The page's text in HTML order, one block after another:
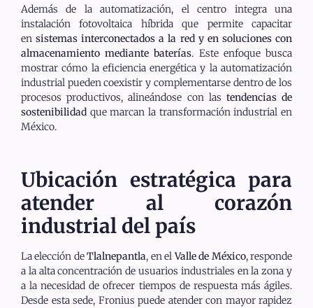
Además de la automatización, el centro integra una
instalación fotovoltaica híbrida que permite capacitar
ensistemas interconectados a la red y en soluciones con
almacenamiento mediante baterías. Este enfoque busca
mostrar cómo la eficiencia energética y la automatización
industrial pueden coexistir y complementarse dentro de los
procesos productivos, alineándose con las tendencias de
sostenibilidad que marcan la transformación industrial en
México.
Ubicación estratégica para
atender al corazón
industrial del país
La elección deTlalnepantla, en elValle de México, responde
a la alta concentración de usuarios industriales en la zona y
a la necesidad de ofrecer tiempos de respuesta más ágiles.
Desde esta sede, Fronius puede atender con mayor rapidez